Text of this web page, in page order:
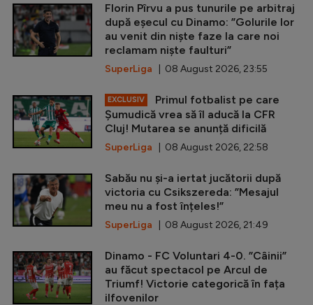
Florin Pîrvu a pus tunurile pe arbitraj
după eșecul cu Dinamo: ”Golurile lor
au venit din niște faze la care noi
reclamam niște faulturi”
SuperLiga | 08 August 2026, 23:55
EXCLUSIV
Primul fotbalist pe care
Șumudică vrea să îl aducă la CFR
Cluj! Mutarea se anunță dificilă
SuperLiga | 08 August 2026, 22:58
Sabău nu și-a iertat jucătorii după
victoria cu Csikszereda: ”Mesajul
meu nu a fost înțeles!”
SuperLiga | 08 August 2026, 21:49
Dinamo - FC Voluntari 4-0. ”Câinii”
au făcut spectacol pe Arcul de
Triumf! Victorie categorică în fața
ilfovenilor